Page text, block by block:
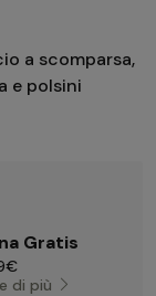
a scomparsa,
e polsini
Gratis
di più